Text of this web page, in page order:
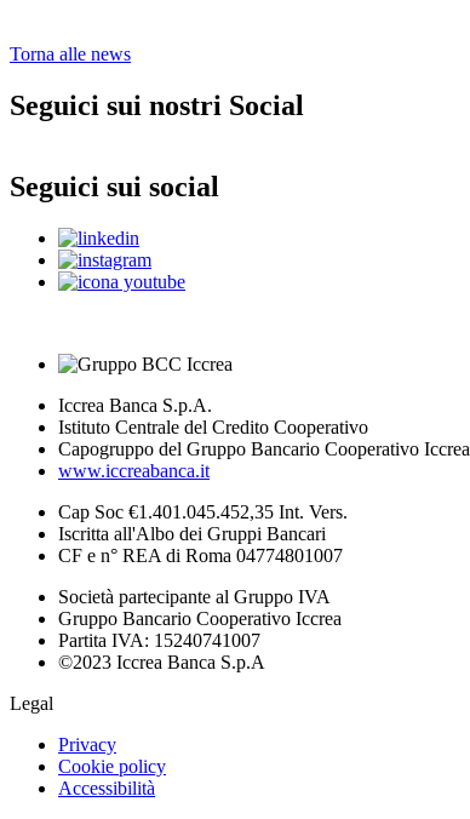
Torna alle news
Seguici sui nostri Social
Seguici sui social
Iccrea Banca S.p.A.
Istituto Centrale del Credito Cooperativo
Capogruppo del Gruppo Bancario Cooperativo Iccrea
www.iccreabanca.it
Cap Soc €1.401.045.452,35 Int. Vers.
Iscritta all'Albo dei Gruppi Bancari
CF e n° REA di Roma 04774801007
Società partecipante al Gruppo IVA
Gruppo Bancario Cooperativo Iccrea
Partita IVA: 15240741007
©2023 Iccrea Banca S.p.A
Legal
Privacy
Cookie policy
Accessibilità